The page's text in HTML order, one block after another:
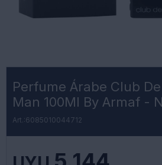
Perfume Árabe Club
Man 100Ml By Armaf -
6085010044712